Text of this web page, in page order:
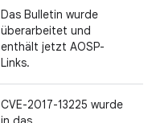
Das Bulletin wurde
überarbeitet und
enthält jetzt AOSP-
Links.
CVE-2017-13225 wurde